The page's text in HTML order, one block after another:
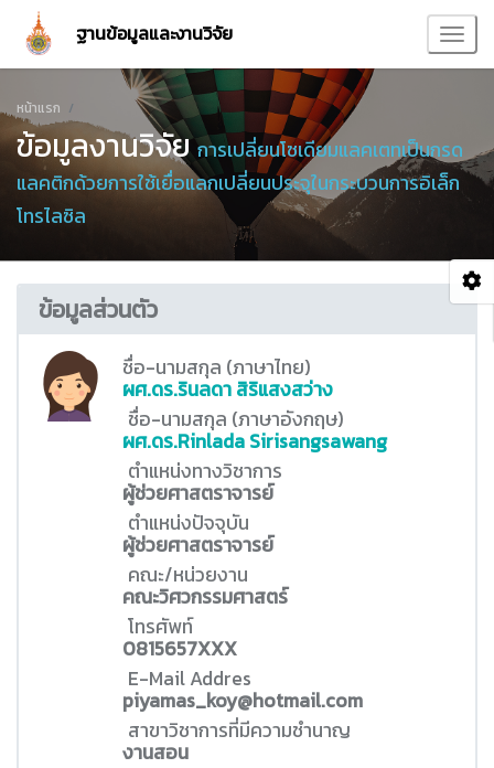
ฐานข้อมูลและงานวิจัย
หน้าแรก
ข้อมูลงานวิจัยการเปลี่ยนโซเดียมแลคเตทเป็นกรด
แลคติกด้วยการใช้เยื่อแลกเปลี่ยนประจุในกระบวนการอิเล็ก
โทรไลซิล
ข้อมูลส่วนตัว
ชื่อ-นามสกุล (ภาษาไทย)
ผศ.ดร.รินลดา สิริแสงสว่าง
ชื่อ-นามสกุล (ภาษาอังกฤษ)
ผศ.ดร.Rinlada Sirisangsawang
ตำแหน่งทางวิชาการ
ผู้ช่วยศาสตราจารย์
ตำแหน่งปัจจุบัน
ผู้ช่วยศาสตราจารย์
คณะ/หน่วยงาน
คณะวิศวกรรมศาสตร์
โทรศัพท์
0815657XXX
E-Mail Addres
piyamas_koy@hotmail.com
สาขาวิชาการที่มีความชำนาญ
งานสอน